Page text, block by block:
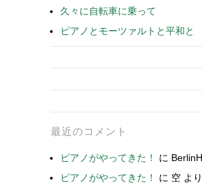
久々に自転車に乗って
ピアノとモーツァルトと平和と
最近のコメント
ピアノがやってきた！ に
ピアノがやってきた！
に 空 より